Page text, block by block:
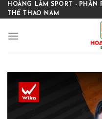
Skip
to
HOÀNG LÂM SPORT - PHÂN
THỂ THAO NAM